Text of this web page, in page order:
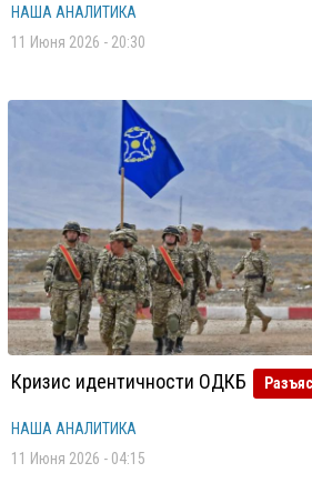
НАША АНАЛИТИКА
11 Июня 2026 - 20:30
Кризис идентичности ОДКБ
НАША АНАЛИТИКА
11 Июня 2026 - 04:15